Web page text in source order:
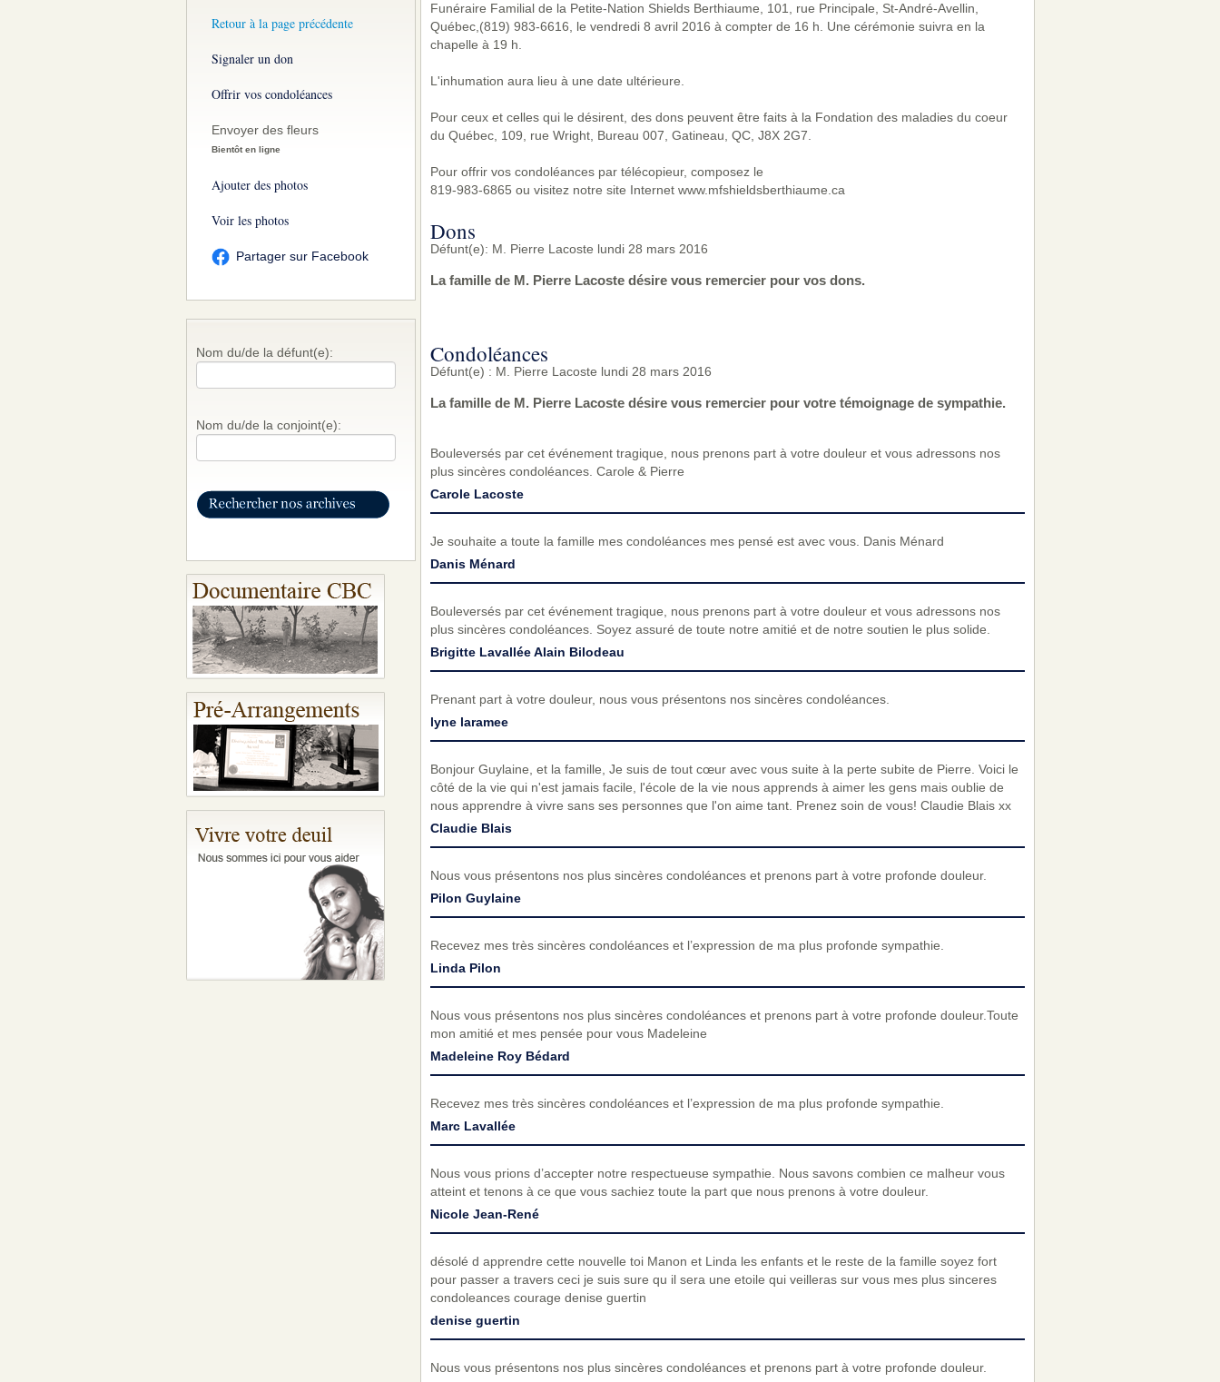
Retour à la page précédente
Signaler un don
Offrir vos condoléances
Envoyer des fleurs
Bientôt en ligne
Ajouter des photos
Voir les photos
Partager sur Facebook
Nom du/de la défunt(e):
Nom du/de la conjoint(e):
Funéraire Familial de la Petite-Nation Shields Berthiaume, 101, rue Principale, St-André-Avellin,
Québec,(819) 983-6616, le vendredi 8 avril 2016 à compter de 16 h. Une cérémonie suivra en la
chapelle à 19 h.
L'inhumation aura lieu à une date ultérieure.
Pour ceux et celles qui le désirent, des dons peuvent être faits à la Fondation des maladies du coeur
du Québec, 109, rue Wright, Bureau 007, Gatineau, QC, J8X 2G7.
Pour offrir vos condoléances par télécopieur, composez le
819-983-6865 ou visitez notre site Internet www.mfshieldsberthiaume.ca
Dons
Défunt(e): M. Pierre Lacoste lundi 28 mars 2016
La famille de M. Pierre Lacoste désire vous remercier pour vos dons.
Condoléances
Défunt(e) : M. Pierre Lacoste lundi 28 mars 2016
La famille de M. Pierre Lacoste désire vous remercier pour votre témoignage de sympathie.
Bouleversés par cet événement tragique, nous prenons part à votre douleur et vous adressons nos
plus sincères condoléances. Carole & Pierre
Carole Lacoste
Je souhaite a toute la famille mes condoléances mes pensé est avec vous. Danis Ménard
Danis Ménard
Bouleversés par cet événement tragique, nous prenons part à votre douleur et vous adressons nos
plus sincères condoléances. Soyez assuré de toute notre amitié et de notre soutien le plus solide.
Brigitte Lavallée Alain Bilodeau
Prenant part à votre douleur, nous vous présentons nos sincères condoléances.
lyne laramee
Bonjour Guylaine, et la famille, Je suis de tout cœur avec vous suite à la perte subite de Pierre. Voici le
côté de la vie qui n'est jamais facile, l'école de la vie nous apprends à aimer les gens mais oublie de
nous apprendre à vivre sans ses personnes que l'on aime tant. Prenez soin de vous! Claudie Blais xx
Claudie Blais
Nous vous présentons nos plus sincères condoléances et prenons part à votre profonde douleur.
Pilon Guylaine
Recevez mes très sincères condoléances et l’expression de ma plus profonde sympathie.
Linda Pilon
Nous vous présentons nos plus sincères condoléances et prenons part à votre profonde douleur.Toute
mon amitié et mes pensée pour vous Madeleine
Madeleine Roy Bédard
Recevez mes très sincères condoléances et l’expression de ma plus profonde sympathie.
Marc Lavallée
Nous vous prions d’accepter notre respectueuse sympathie. Nous savons combien ce malheur vous
atteint et tenons à ce que vous sachiez toute la part que nous prenons à votre douleur.
Nicole Jean-René
désolé d apprendre cette nouvelle toi Manon et Linda les enfants et le reste de la famille soyez fort
pour passer a travers ceci je suis sure qu il sera une etoile qui veilleras sur vous mes plus sinceres
condoleances courage denise guertin
denise guertin
Nous vous présentons nos plus sincères condoléances et prenons part à votre profonde douleur.